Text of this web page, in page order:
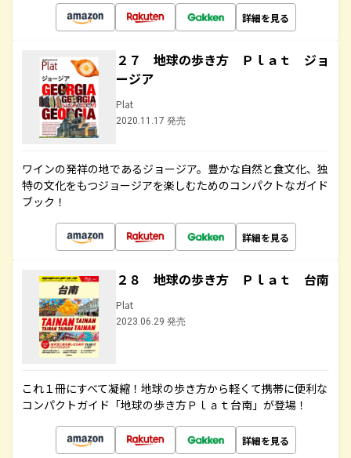
詳細を見る
２７ 地球の歩き方 Ｐｌａｔ ジョ
ージア
Plat
2020.11.17 発売
ワインの発祥の地であるジョージア。豊かな自然と食文化、独
特の文化をもつジョージアを楽しむためのコンパクトなガイド
ブック！
詳細を見る
２８ 地球の歩き方 Ｐｌａｔ 台南
Plat
2023.06.29 発売
これ１冊にすべて凝縮！地球の歩き方から軽くて携帯に便利な
コンパクトガイド「地球の歩き方Ｐｌａｔ台南」が登場！
詳細を見る